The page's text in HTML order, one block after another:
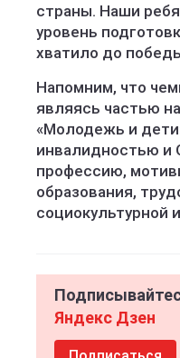
страны. Наши
уровень
хватило до
Напомним, что
являясь частью
«Молодежь и
инвалидностью и
профессию,
образования,
социокультурной
Яндекс Дзен